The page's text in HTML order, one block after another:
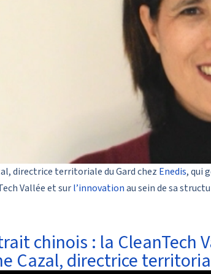
directrice territoriale du Gard chez Enedis, qui
Vallée et surl’innovationau sein de sa
chinois : la CleanTech
Cazal, directrice